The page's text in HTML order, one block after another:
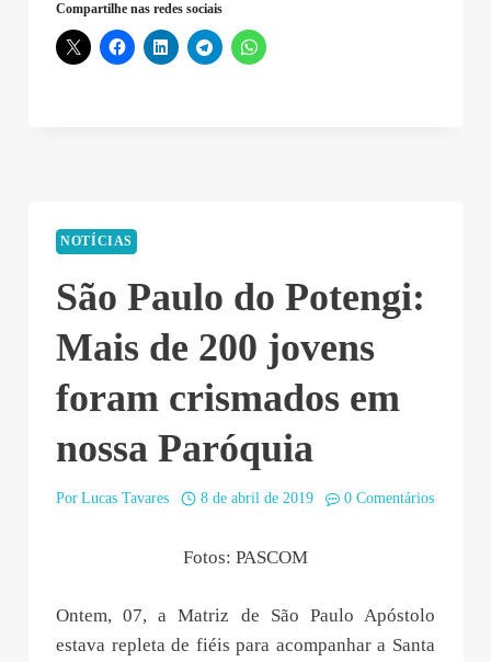
Compartilhe nas redes sociais
NOTÍCIAS
São Paulo do Potengi:
Mais de 200 jovens
foram crismados em
nossa Paróquia
Por Lucas Tavares 8 de abril de 2019 0 Comentários
Fotos: PASCOM
Ontem, 07, a Matriz de São Paulo Apóstolo
estava repleta de fiéis para acompanhar a Santa